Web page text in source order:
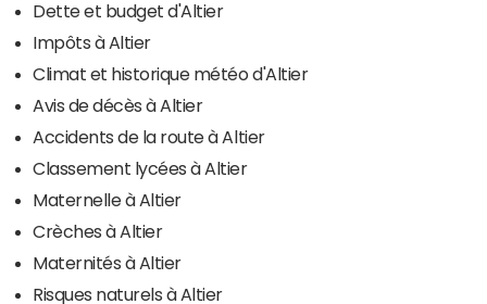
Dette et budget d'Altier
Impôts à Altier
Climat et historique météo d'Altier
Avis de décès à Altier
Accidents de la route à Altier
Classement lycées à Altier
Maternelle à Altier
Crèches à Altier
Maternités à Altier
Risques naturels à Altier